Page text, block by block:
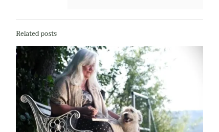
Related posts